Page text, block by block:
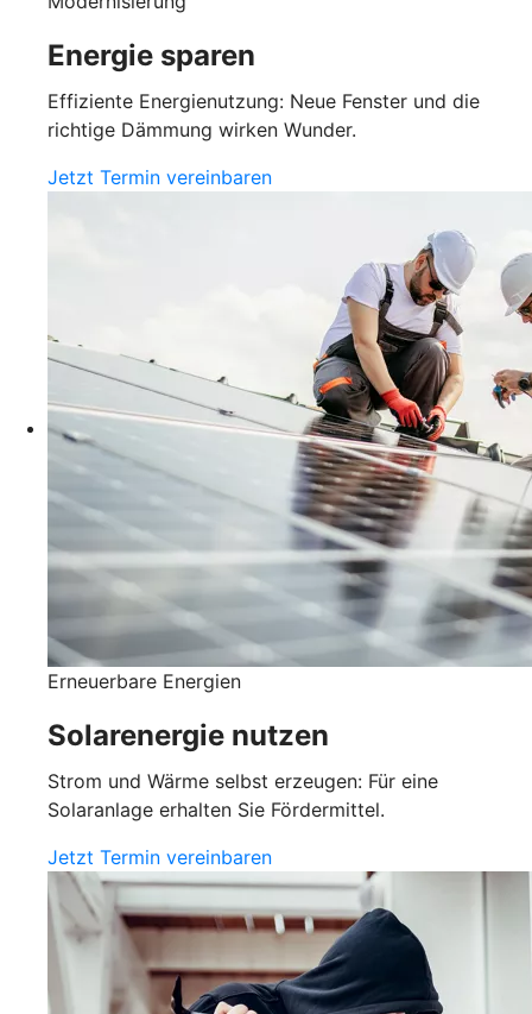
Energie sparen
Effiziente Energienutzung: Neue Fenster und die
richtige Dämmung wirken Wunder.
Jetzt Termin vereinbaren
Erneuerbare Energien
Solarenergie nutzen
Strom und Wärme selbst erzeugen: Für eine
Solaranlage erhalten Sie Fördermittel.
Jetzt Termin vereinbaren